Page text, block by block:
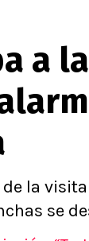
Argentino
Brasileño
a
la
se